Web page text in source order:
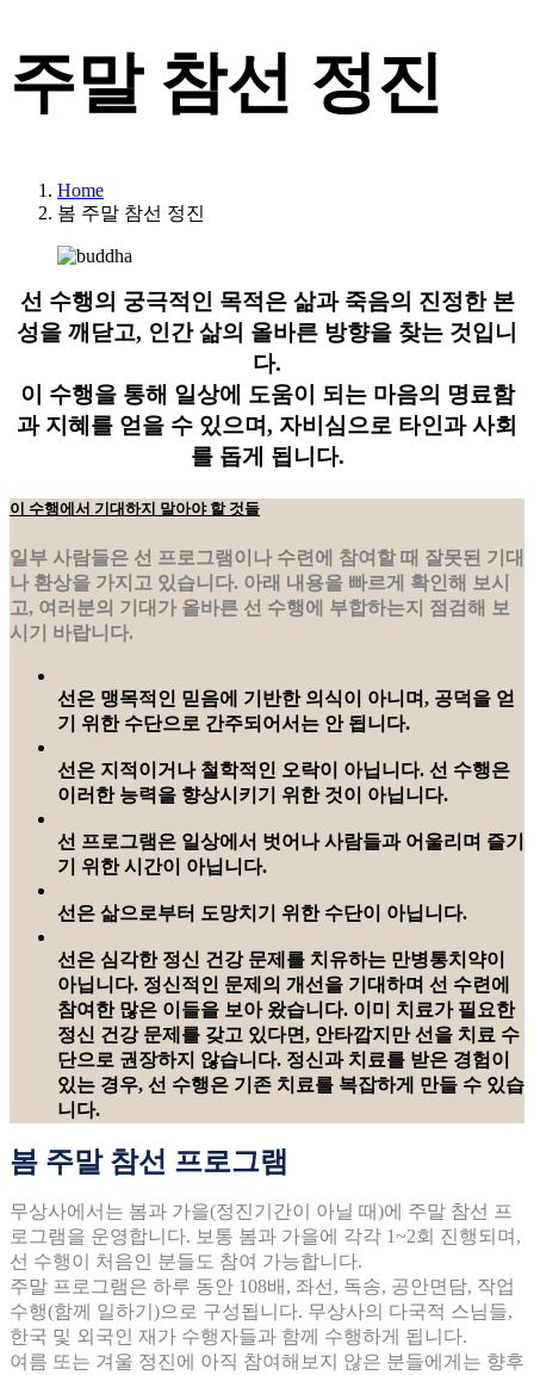
주말 참선 정진
Home
봄 주말 참선 정진
선 수행의 궁극적인 목적은 삶과 죽음의 진정한 본
성을 깨닫고, 인간 삶의 올바른 방향을 찾는 것입니
다.
이 수행을 통해 일상에 도움이 되는 마음의 명료함
과 지혜를 얻을 수 있으며, 자비심으로 타인과 사회
를 돕게 됩니다.
이 수행에서 기대하지 말아야 할 것들
일부 사람들은 선 프로그램이나 수련에 참여할 때 잘못된 기대
나 환상을 가지고 있습니다. 아래 내용을 빠르게 확인해 보시
고, 여러분의 기대가 올바른 선 수행에 부합하는지 점검해 보
시기 바랍니다.
선은 맹목적인 믿음에 기반한 의식이 아니며, 공덕을 얻
기 위한 수단으로 간주되어서는 안 됩니다.
선은 지적이거나 철학적인 오락이 아닙니다. 선 수행은
이러한 능력을 향상시키기 위한 것이 아닙니다.
선 프로그램은 일상에서 벗어나 사람들과 어울리며 즐기
기 위한 시간이 아닙니다.
선은 삶으로부터 도망치기 위한 수단이 아닙니다.
선은 심각한 정신 건강 문제를 치유하는 만병통치약이
아닙니다. 정신적인 문제의 개선을 기대하며 선 수련에
참여한 많은 이들을 보아 왔습니다. 이미 치료가 필요한
정신 건강 문제를 갖고 있다면, 안타깝지만 선을 치료 수
단으로 권장하지 않습니다. 정신과 치료를 받은 경험이
있는 경우, 선 수행은 기존 치료를 복잡하게 만들 수 있습
니다.
봄 주말 참선 프로그램
무상사에서는 봄과 가을(정진기간이 아닐 때)에 주말 참선 프
로그램을 운영합니다. 보통 봄과 가을에 각각 1~2회 진행되며,
선 수행이 처음인 분들도 참여 가능합니다.
주말 프로그램은 하루 동안 108배, 좌선, 독송, 공안면담, 작업
수행(함께 일하기)으로 구성됩니다. 무상사의 다국적 스님들,
한국 및 외국인 재가 수행자들과 함께 수행하게 됩니다.
여름 또는 겨울 정진에 아직 참여해보지 않은 분들에게는 향후